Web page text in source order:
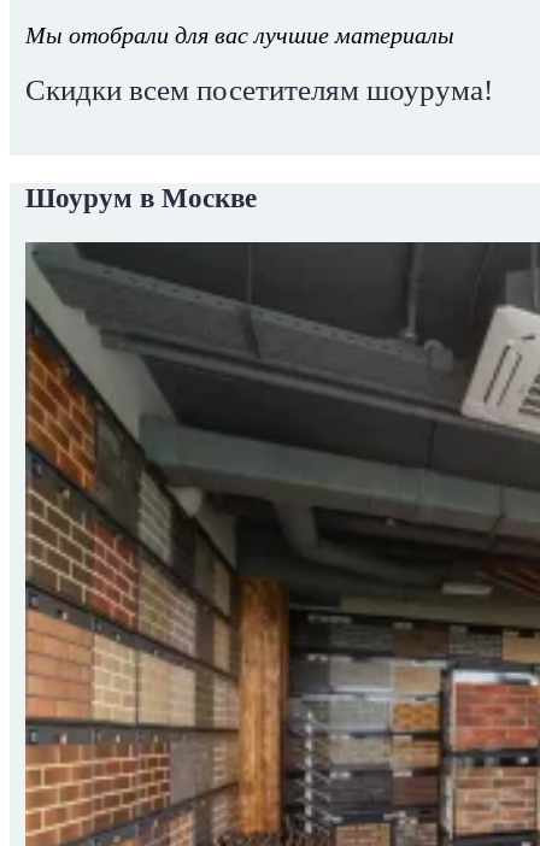
Мы отобрали для вас лучшие материалы
Скидки всем посетителям шоурума!
Шоурум в Москве